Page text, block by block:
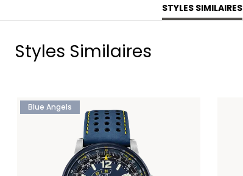
STYLES SIMILAIRES
Styles Similaires
Blue Angels